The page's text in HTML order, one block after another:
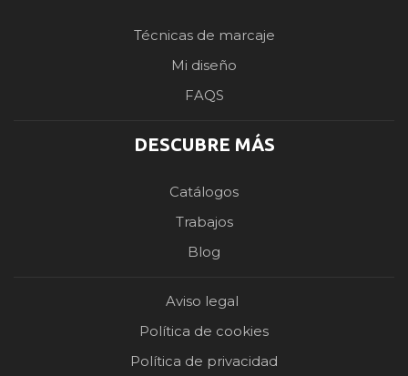
Técnicas de marcaje
Mi diseño
FAQS
DESCUBRE MÁS
Catálogos
Trabajos
Blog
Aviso legal
Política de cookies
Política de privacidad